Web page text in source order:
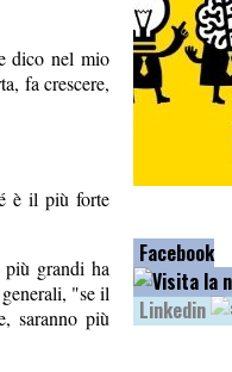
dico nel mio
fa crescere,
è il più forte
grandi ha
"se il
saranno più
Facebook
Linkedin